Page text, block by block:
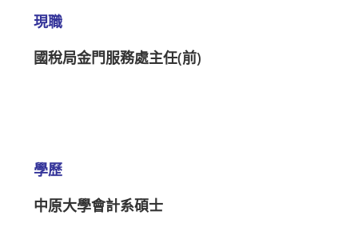
現職
國稅局金門服務處主任(前)
學歷
中原大學會計系碩士